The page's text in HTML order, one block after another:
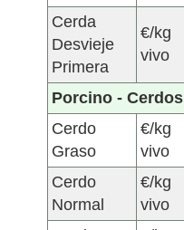
Cerda
Desvieje
Primera
€/kg
vivo
Porcino - Cerdos
Cerdo
Graso
€/kg
vivo
Cerdo
Normal
€/kg
vivo